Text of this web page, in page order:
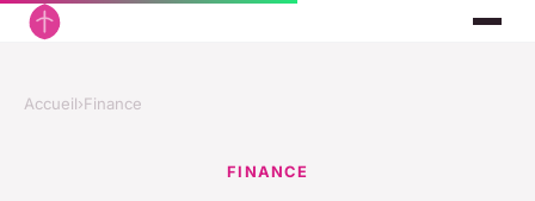
Accueil›Finance
FINANCE